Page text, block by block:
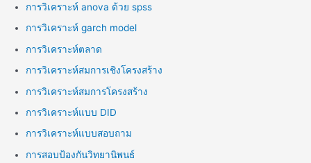
การวิเคราะห์ anova ด้วย spss
การวิเคราะห์ garch model
การวิเคราะห์ตลาด
การวิเคราะห์สมการเชิงโครงสร้าง
การวิเคราะห์สมการโครงสร้าง
การวิเคราะห์แบบ DID
การวิเคราะห์แบบสอบถาม
การสอบป้องกันวิทยานิพนธ์